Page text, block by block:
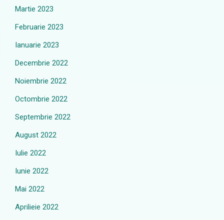
Martie 2023
Februarie 2023
Ianuarie 2023
Decembrie 2022
Noiembrie 2022
Octombrie 2022
Septembrie 2022
August 2022
Iulie 2022
Iunie 2022
Mai 2022
Aprilieie 2022